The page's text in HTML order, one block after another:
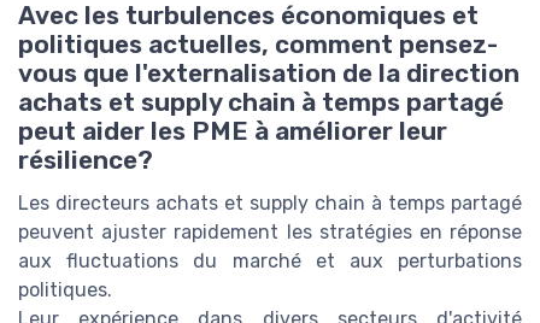
Avec les turbulences économiques et
politiques actuelles, comment pensez-
vous que l'externalisation de la direction
achats et supply chain à temps partagé
peut aider les PME à améliorer leur
résilience?
Les directeurs achats et supply chain à temps partagé
peuvent ajuster rapidement les stratégies en réponse
aux fluctuations du marché et aux perturbations
politiques.